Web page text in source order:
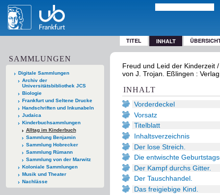
TITEL INHALT
SAMMLUNGEN
Digitale Sammlungen
Archiv der
Universitätsbibliothek JCS
Biologie
Frankfurt und Seltene Drucke
Handschriften und Inkunabeln
Judaica
Kinderbuchsammlungen
Alltag im Kinderbuch
Sammlung Benjamin
Sammlung Hobrecker
Sammlung Rümann
Sammlung von der Marwitz
Koloniale Sammlungen
Musik und Theater
Nachlässe
Freud und Leid der Kinderzeit
von J. Trojan. Eßlingen :
INHALT
Vorderdeckel
Vorsatz
Titelblatt
Inhaltsverzeichnis
Der lose Streich.
Die entwischte
Der Kampf durchs Gitter.
Der Tauschhandel.
Das freigiebige Kind.